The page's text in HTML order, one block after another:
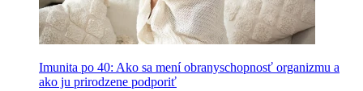
Imunita po 40: Ako sa mení obranyschopnosť organizmu a
ako ju prirodzene podporiť